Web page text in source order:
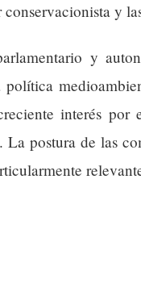
conservacionista y
y
política
interés por
La postura de las